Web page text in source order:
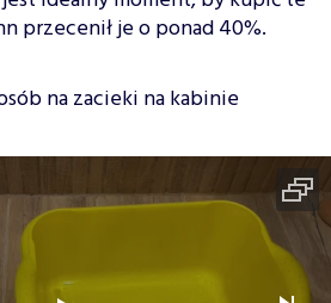
przecenił je o ponad 40%.
na zacieki na kabinie